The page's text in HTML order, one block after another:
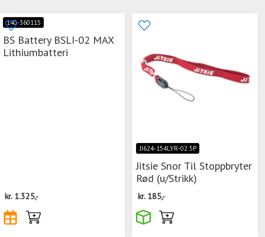
140-360115
BS Battery BSLI-02 MAX
Lithiumbatteri
kr. 1.325,-
JI624-154LYR-02 5P
Jitsie Snor Til Stoppbryter
Rød (u/Strikk)
kr. 185,-